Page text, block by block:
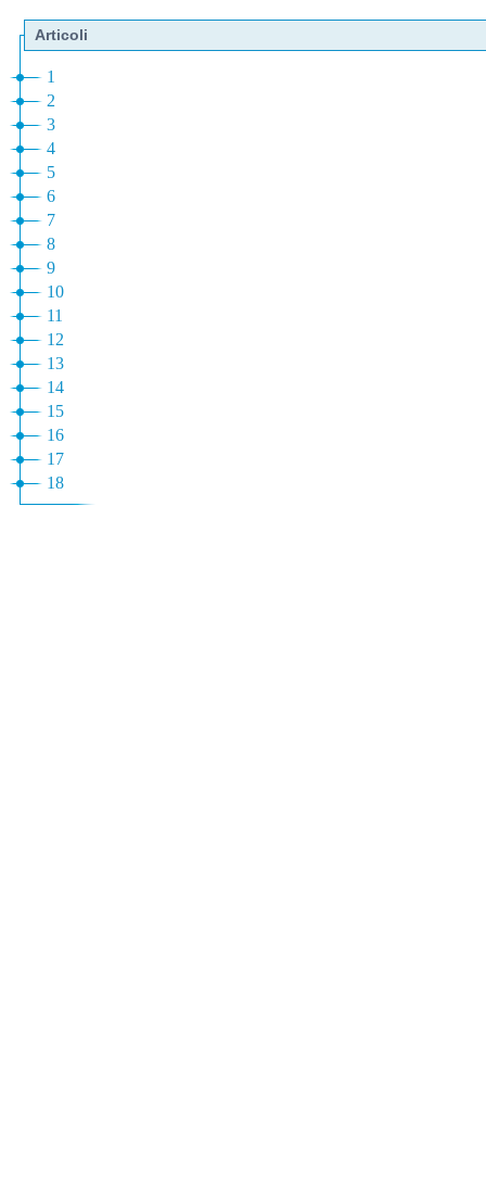
Articoli
1
2
3
4
5
6
7
8
9
10
11
12
13
14
15
16
17
18